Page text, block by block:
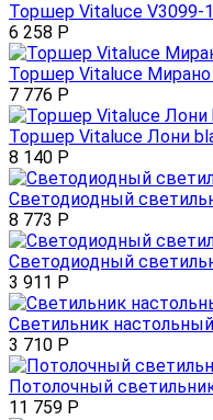
Торшер Vitaluce V3099-
6 258 Р
Торшер Vitaluce Мирано
7 776 Р
Торшер Vitaluce Лони
8 140 Р
Светодиодный
8 773 Р
Светодиодный
3 911 Р
Светильник
3 710 Р
Потолочный
11 759 Р